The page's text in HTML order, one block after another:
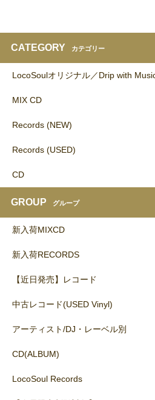
CATEGORY カテゴリー
LocoSoulオリジナル／Drip with
MIX CD
Records (NEW)
Records (USED)
CD
GROUP グループ
新入荷MIXCD
新入荷RECORDS
【近日発売】レコード
中古レコード(USED Vinyl)
アーティスト/DJ・レーベル別
CD(ALBUM)
LocoSoul Records